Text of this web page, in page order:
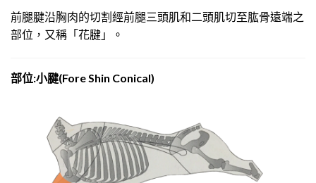
前腿腱沿胸肉的切割經前腿三頭肌和二頭肌切至肱骨遠端之
部位，又稱「花腱」。
部位:小腱(Fore Shin Conical)